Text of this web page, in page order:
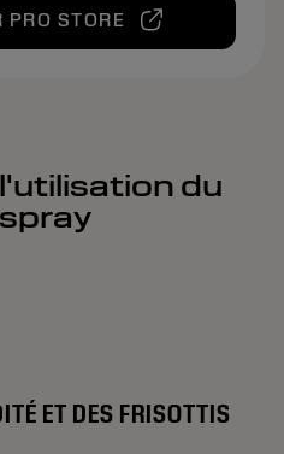
PRO STORE
du
ET DES FRISOTTIS